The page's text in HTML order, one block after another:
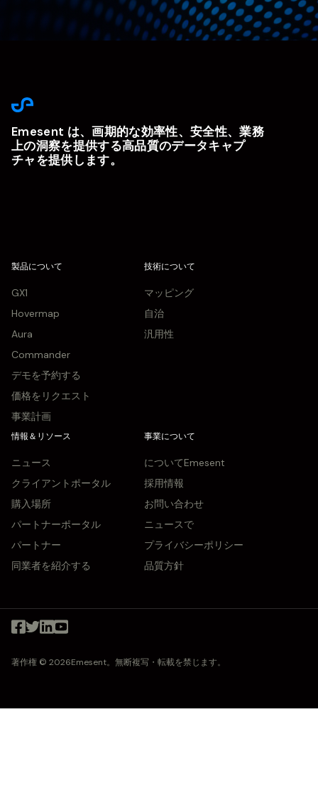
Emesent は、画期的な効率性、安全性、業務
上の洞察を提供する高品質のデータキャプ
チャを提供します。
製品について
GX1
Hovermap
Aura
Commander
デモを予約する
価格をリクエスト
事業計画
技術について
マッピング
自治
汎用性
情報＆リソース
ニュース
クライアントポータル
購入場所
パートナーポータル
パートナー
同業者を紹介する
事業について
についてEmesent
採用情報
お問い合わせ
ニュースで
プライバシーポリシー
品質方針
著作権 © 2026Emesent。無断複写・転載を禁じます。